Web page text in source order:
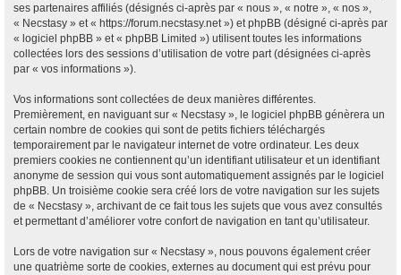
ses partenaires affiliés (désignés ci-après par « nous », « notre », « nos »,
« Necstasy » et « https://forum.necstasy.net ») et phpBB (désigné ci-après par
« logiciel phpBB » et « phpBB Limited ») utilisent toutes les informations
collectées lors des sessions d’utilisation de votre part (désignées ci-après
par « vos informations »).
Vos informations sont collectées de deux manières différentes.
Premièrement, en naviguant sur « Necstasy », le logiciel phpBB génèrera un
certain nombre de cookies qui sont de petits fichiers téléchargés
temporairement par le navigateur internet de votre ordinateur. Les deux
premiers cookies ne contiennent qu’un identifiant utilisateur et un identifiant
anonyme de session qui vous sont automatiquement assignés par le logiciel
phpBB. Un troisième cookie sera créé lors de votre navigation sur les sujets
de « Necstasy », archivant de ce fait tous les sujets que vous avez consultés
et permettant d’améliorer votre confort de navigation en tant qu’utilisateur.
Lors de votre navigation sur « Necstasy », nous pouvons également créer
une quatrième sorte de cookies, externes au document qui est prévu pour